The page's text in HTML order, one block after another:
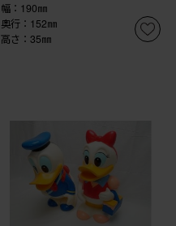
幅：190㎜
奥行：152㎜
高さ：35㎜